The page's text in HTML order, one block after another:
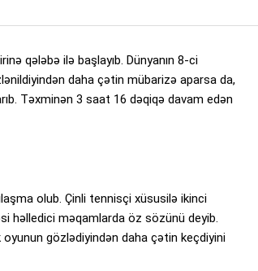
qələbə ilə başlayıb. Dünyanın 8-ci
daha çətin mübarizə aparsa da,
Təxminən 3 saat 16 dəqiqə davam edən
olub. Çinli tennisçi xüsusilə ikinci
həlledici məqamlarda öz sözünü deyib.
oyunun gözlədiyindən daha çətin keçdiyini